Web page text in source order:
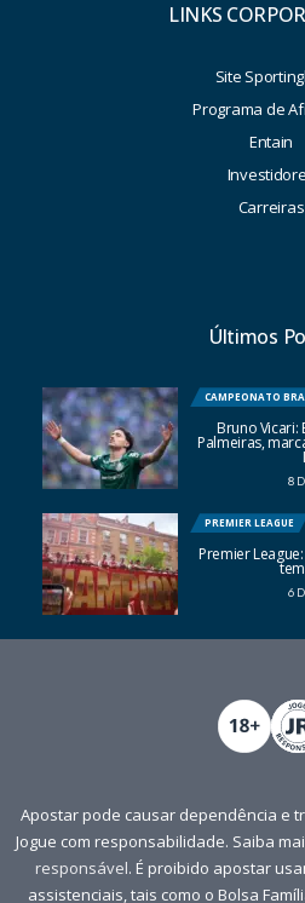
LINKS
Site
Programa de
Entain
Carreiras
Últimos
CAMPEONATO
Bruno Vicari:
Palmeiras,
8
PREMIER LEAGUE
Premier
6
Apostar pode causar dependência e
Jogue com responsabilidade. Saiba
responsável. É proibido apostar
assistenciais, tais como o Bolsa